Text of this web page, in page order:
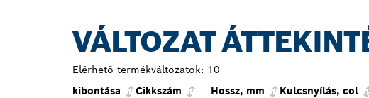
VÁLTOZAT
Elérhető termékváltozatok: 10
kibontása
Cikkszám Hossz, mm Kulcsnyílás, col